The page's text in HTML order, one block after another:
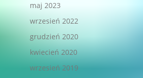
maj 2023
wrzesień 2022
grudzień 2020
kwiecień 2020
wrzesień 2019